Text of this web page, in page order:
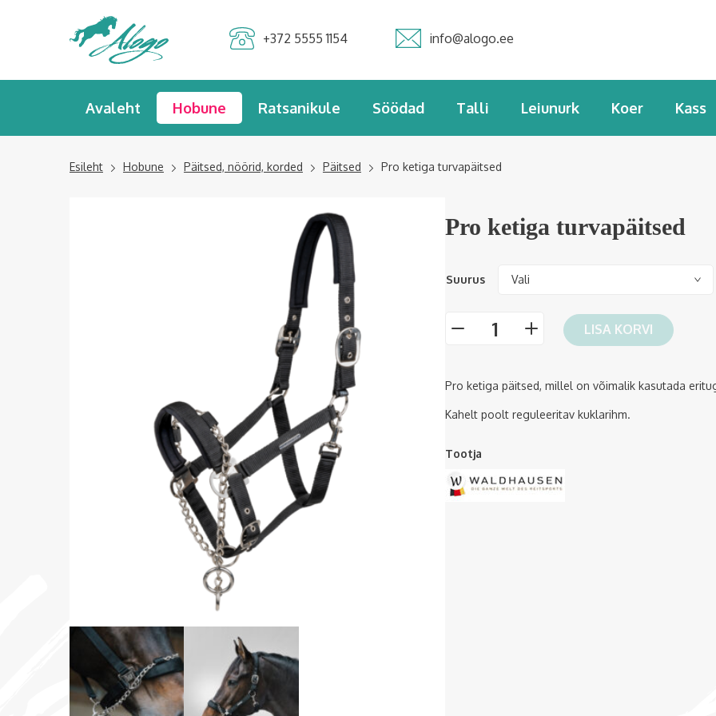
Alogo Hobu ja
ratsavarustus
+372 5555 1154 info@alogo.ee
Avaleht Hobune Ratsanikule Söödad Talli Leiunurk Koer Kass
Esileht Hobune Päitsed, nöörid, korded Päitsed Pro ketiga turvapäitsed
Pro ketiga turvapäitsed
Suurus
- + LISA KORVI
Pro ketiga päitsed, millel on võimalik kasutada
Kahelt poolt reguleeritav kuklarihm.
Tootja